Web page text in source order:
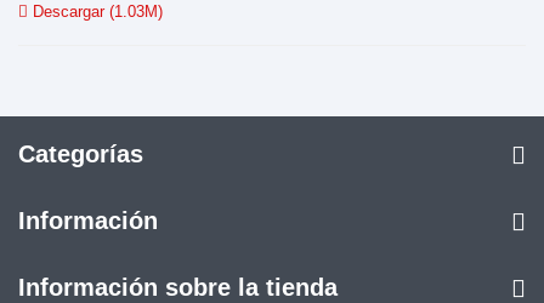
Descargar (1.03M)
Categorías
Información
Información sobre la tienda